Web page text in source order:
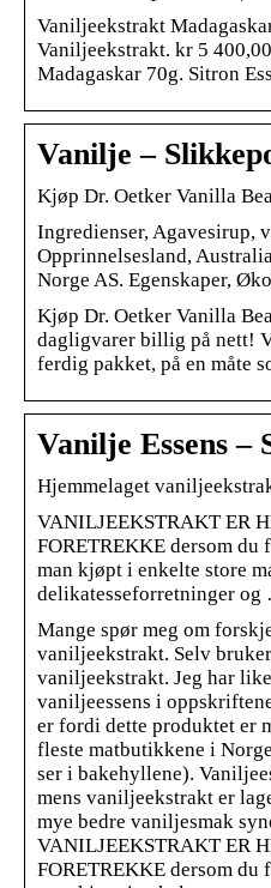
Vaniljeekstrakt
Vaniljeekstrakt. kr 5
Madagaskar 70g. Sitron
Vanilje –
Kjøp Dr. Oetker Vanilla
Ingredienser, Agavesirup,
Opprinnelsesland,
Norge AS. Egenskaper,
Kjøp Dr. Oetker Vanilla
dagligvarer billig på nett!
ferdig pakket, på en måte
Vanilje Essens –
Hjemmelaget
VANILJEEKSTRAKT ER
FORETREKKE dersom
man kjøpt i enkelte store
delikatesseforretninger
Mange spør meg om
vaniljeekstrakt. Selv
vaniljeekstrakt. Jeg har
vaniljeessens i
er fordi dette produktet er
fleste matbutikkene i
ser i bakehyllene).
mens vaniljeekstrakt er
mye bedre vaniljesmak
VANILJEEKSTRAKT ER
FORETREKKE dersom